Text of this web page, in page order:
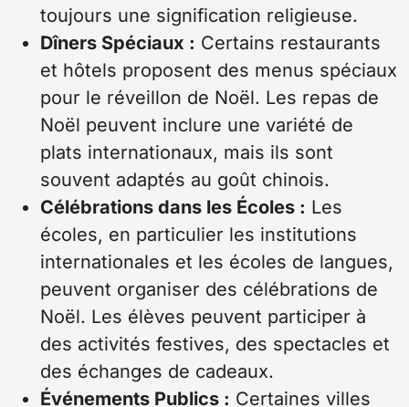
toujours une signification religieuse.
Dîners Spéciaux : Certains restaurants
et hôtels proposent des menus spéciaux
pour le réveillon de Noël. Les repas de
Noël peuvent inclure une variété de
plats internationaux, mais ils sont
souvent adaptés au goût chinois.
Célébrations dans les Écoles : Les
écoles, en particulier les institutions
internationales et les écoles de langues,
peuvent organiser des célébrations de
Noël. Les élèves peuvent participer à
des activités festives, des spectacles et
des échanges de cadeaux.
Événements Publics : Certaines villes